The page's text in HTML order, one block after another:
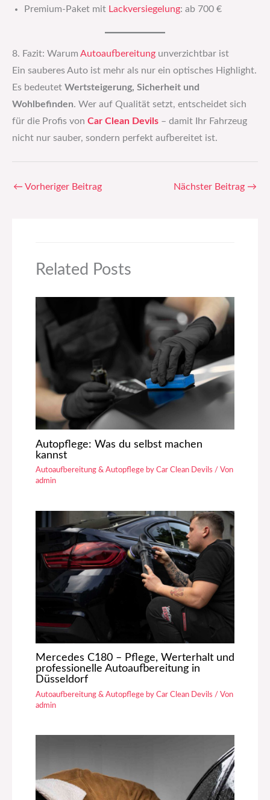
Premium-Paket mit Lackversiegelung: ab 700 €
8. Fazit: Warum Autoaufbereitung unverzichtbar ist
Ein sauberes Auto ist mehr als nur ein optisches Highlight.
Es bedeutet Wertsteigerung, Sicherheit und
Wohlbefinden. Wer auf Qualität setzt, entscheidet sich
für die Profis von Car Clean Devils – damit Ihr Fahrzeug
nicht nur sauber, sondern perfekt aufbereitet ist.
← Vorheriger Beitrag Nächster Beitrag →
Related Posts
Autopflege: Was du selbst machen
kannst
Autoaufbereitung & Autopflege by Car Clean Devils / Von
admin
Mercedes C180 – Pflege, Werterhalt und
professionelle Autoaufbereitung in
Düsseldorf
Autoaufbereitung & Autopflege by Car Clean Devils / Von
admin